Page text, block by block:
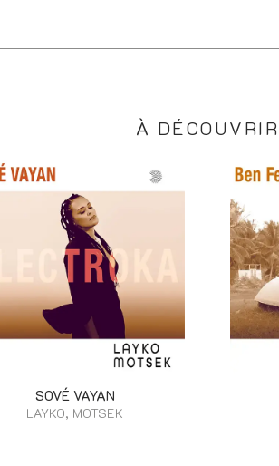
À DÉCOUVRIR
SOVÉ VAYAN
LAYKO, MOTSEK